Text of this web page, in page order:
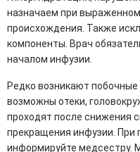
назначаем при выраженном
происхождения. Также
компоненты. Врач
началом инфузии.
Редко возникают
возможны отеки,
проходят после снижения
прекращения инфузии. При
информируйте медсестру.